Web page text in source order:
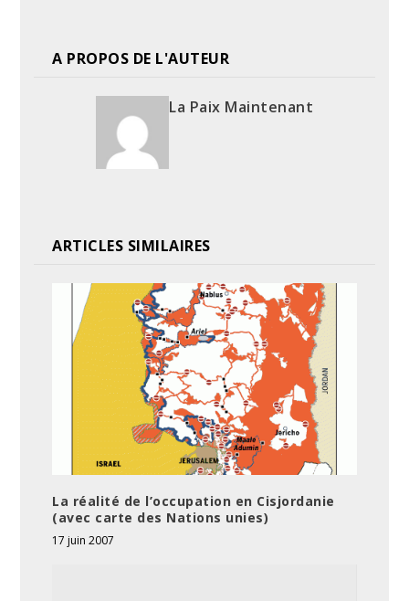
A PROPOS DE L'AUTEUR
La Paix Maintenant
ARTICLES SIMILAIRES
La réalité de l’occupation en Cisjordanie
(avec carte des Nations unies)
17 juin 2007